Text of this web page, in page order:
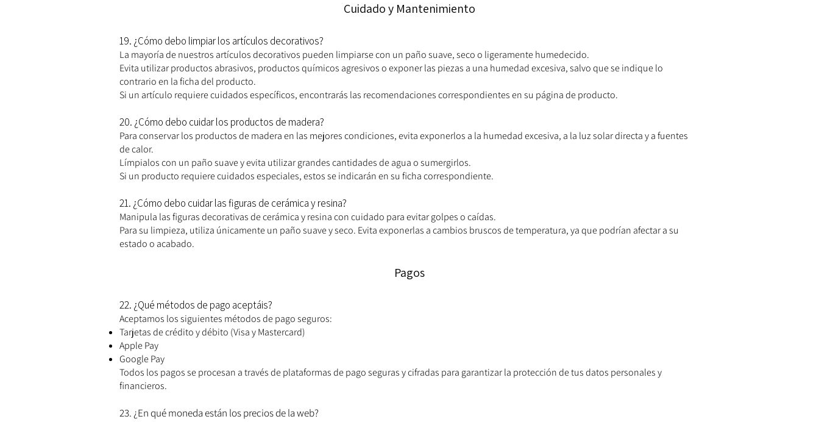
Cuidado y Mantenimiento
19. ¿Cómo debo limpiar los artículos decorativos?
La mayoría de nuestros artículos decorativos pueden limpiarse con un paño suave, seco o ligeramente humedecido.
Evita utilizar productos abrasivos, productos químicos agresivos o exponer las piezas a una humedad excesiva, salvo que se indique lo
contrario en la ficha del producto.
Si un artículo requiere cuidados específicos, encontrarás las recomendaciones correspondientes en su página de producto.
20. ¿Cómo debo cuidar los productos de madera?
Para conservar los productos de madera en las mejores condiciones, evita exponerlos a la humedad excesiva, a la luz solar directa y a fuentes
de calor.
Límpialos con un paño suave y evita utilizar grandes cantidades de agua o sumergirlos.
Si un producto requiere cuidados especiales, estos se indicarán en su ficha correspondiente.
21. ¿Cómo debo cuidar las figuras de cerámica y resina?
Manipula las figuras decorativas de cerámica y resina con cuidado para evitar golpes o caídas.
Para su limpieza, utiliza únicamente un paño suave y seco. Evita exponerlas a cambios bruscos de temperatura, ya que podrían afectar a su
estado o acabado.
Pagos
22. ¿Qué métodos de pago aceptáis?
Aceptamos los siguientes métodos de pago seguros:
Tarjetas de crédito y débito (Visa y Mastercard)
Apple Pay
Google Pay
Todos los pagos se procesan a través de plataformas de pago seguras y cifradas para garantizar la protección de tus datos personales y
financieros.
23. ¿En qué moneda están los precios de la web?